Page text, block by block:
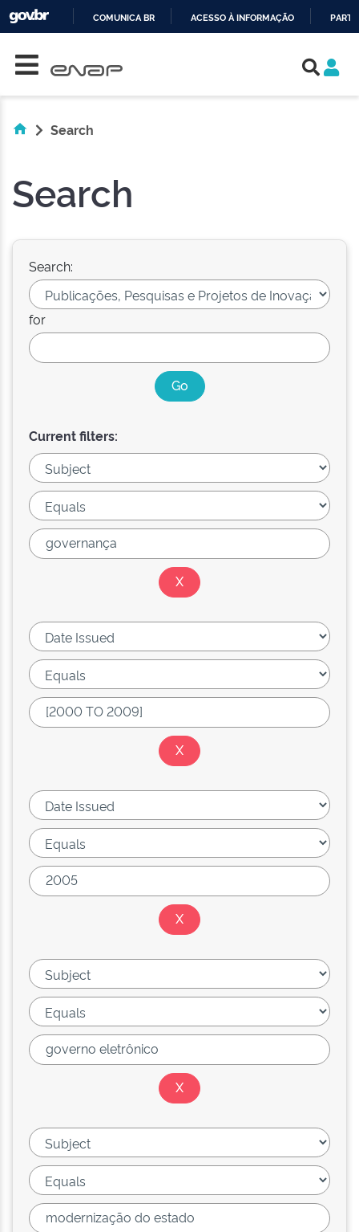
COMUNICA BR ACESSO À INFORMAÇÃO
Search
Search
Search:
for
Current filters: